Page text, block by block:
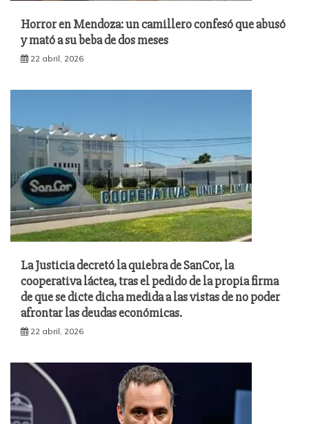
Horror en Mendoza: un camillero confesó que abusó
y mató a su beba de dos meses
22 abril, 2026
La Justicia decretó la quiebra de SanCor, la
cooperativa láctea, tras el pedido de la propia firma
de que se dicte dicha medida a las vistas de no poder
afrontar las deudas económicas.
22 abril, 2026